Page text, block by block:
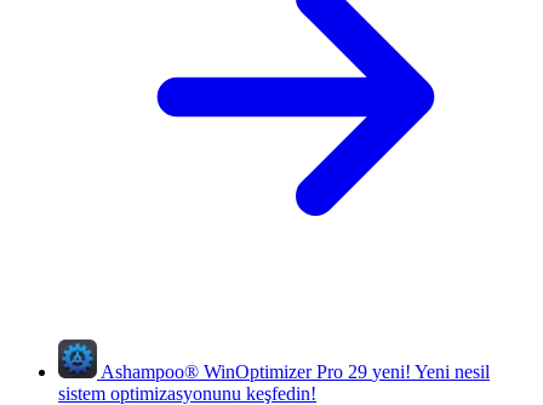
Ashampoo® WinOptimizer Pro 29 yeni! Yeni nesil
sistem optimizasyonunu keşfedin!